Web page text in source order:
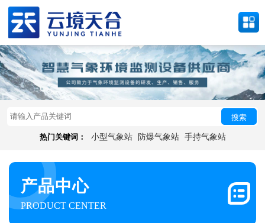
搜索
热门关键词： 小型气象站 防爆气象站 手持气象站
产品中心
PRODUCT CENTER